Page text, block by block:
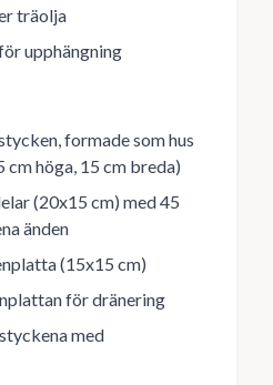
träolja
upphängning
formade som hus
cm höga, 15 cm breda)
(20x15 cm) med 45
änden
(15x15 cm)
för dränering
med